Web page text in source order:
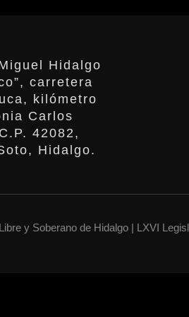
Hidalgo
carretera
kilómetro
Carlos
42082,
Hidalgo.
y Soberano de Hidalgo | LXVI